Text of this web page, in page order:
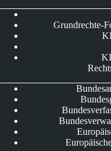
Grundrechte-